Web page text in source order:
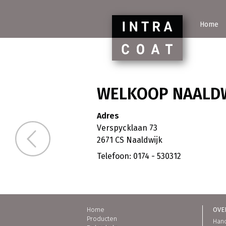
Home
WELKOOP
Adres
Verspycklaan 73
2671 CS Naaldwijk
Telefoon: 0174 - 530312
Welkoop Berkel en Rodenrijs
Home
Producten